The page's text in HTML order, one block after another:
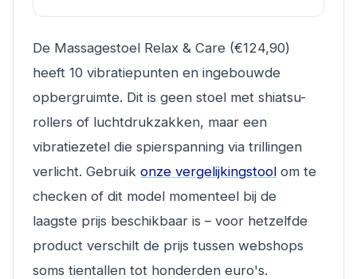
De Massagestoel Relax & Care (€124,90)
heeft 10 vibratiepunten en ingebouwde
opbergruimte. Dit is geen stoel met shiatsu-
rollers of luchtdrukzakken, maar een
vibratiezetel die spierspanning via trillingen
verlicht. Gebruik onze vergelijkingstool om te
checken of dit model momenteel bij de
laagste prijs beschikbaar is – voor hetzelfde
product verschilt de prijs tussen webshops
soms tientallen tot honderden euro's.